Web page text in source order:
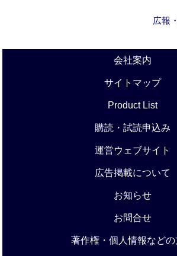
広報
会社案内
サイトマップ
Product List
購読・試読申込み
運営ウェブサイト
広告掲載について
お知らせ
お問合せ
著作権・個人情報など